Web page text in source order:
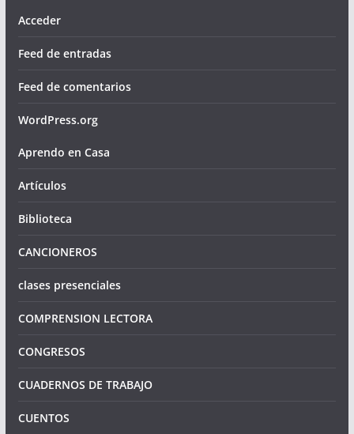
Acceder
Feed de entradas
Feed de comentarios
WordPress.org
Aprendo en Casa
Artículos
Biblioteca
CANCIONEROS
clases presenciales
COMPRENSION LECTORA
CONGRESOS
CUADERNOS DE TRABAJO
CUENTOS